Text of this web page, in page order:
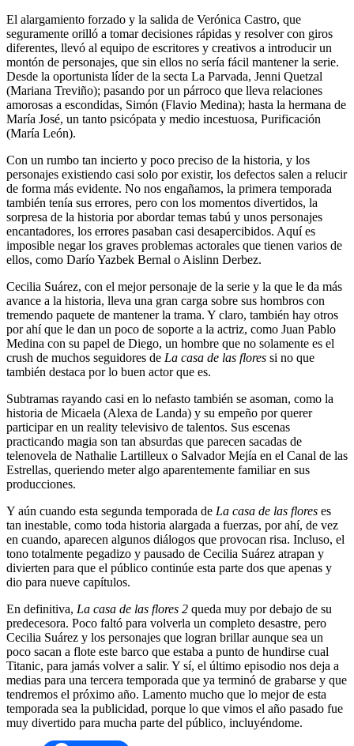
El alargamiento forzado y la salida de Verónica Castro, que
seguramente orilló a tomar decisiones rápidas y resolver con giros
diferentes, llevó al equipo de escritores y creativos a introducir un
montón de personajes, que sin ellos no sería fácil mantener la serie.
Desde la oportunista líder de la secta La Parvada, Jenni Quetzal
(Mariana Treviño); pasando por un párroco que lleva relaciones
amorosas a escondidas, Simón (Flavio Medina); hasta la hermana de
María José, un tanto psicópata y medio incestuosa, Purificación
(María León).
Con un rumbo tan incierto y poco preciso de la historia, y los
personajes existiendo casi solo por existir, los defectos salen a relucir
de forma más evidente. No nos engañamos, la primera temporada
también tenía sus errores, pero con los momentos divertidos, la
sorpresa de la historia por abordar temas tabú y unos personajes
encantadores, los errores pasaban casi desapercibidos. Aquí es
imposible negar los graves problemas actorales que tienen varios de
ellos, como Darío Yazbek Bernal o Aislinn Derbez.
Cecilia Suárez, con el mejor personaje de la serie y la que le da más
avance a la historia, lleva una gran carga sobre sus hombros con
tremendo paquete de mantener la trama. Y claro, también hay otros
por ahí que le dan un poco de soporte a la actriz, como Juan Pablo
Medina con su papel de Diego, un hombre que no solamente es el
crush de muchos seguidores de La casa de las flores si no que
también destaca por lo buen actor que es.
Subtramas rayando casi en lo nefasto también se asoman, como la
historia de Micaela (Alexa de Landa) y su empeño por querer
participar en un reality televisivo de talentos. Sus escenas
practicando magia son tan absurdas que parecen sacadas de
telenovela de Nathalie Lartilleux o Salvador Mejía en el Canal de las
Estrellas, queriendo meter algo aparentemente familiar en sus
producciones.
Y aún cuando esta segunda temporada de La casa de las flores es
tan inestable, como toda historia alargada a fuerzas, por ahí, de vez
en cuando, aparecen algunos diálogos que provocan risa. Incluso, el
tono totalmente pegadizo y pausado de Cecilia Suárez atrapan y
divierten para que el público continúe esta parte dos que apenas y
dio para nueve capítulos.
En definitiva, La casa de las flores 2 queda muy por debajo de su
predecesora. Poco faltó para volverla un completo desastre, pero
Cecilia Suárez y los personajes que logran brillar aunque sea un
poco sacan a flote este barco que estaba a punto de hundirse cual
Titanic, para jamás volver a salir. Y sí, el último episodio nos deja a
medias para una tercera temporada que ya terminó de grabarse y que
tendremos el próximo año. Lamento mucho que lo mejor de esta
temporada sea la publicidad, porque lo que vimos el año pasado fue
muy divertido para mucha parte del público, incluyéndome.